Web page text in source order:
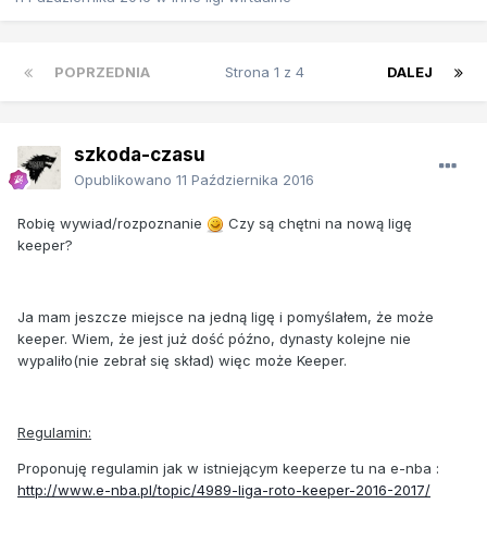
POPRZEDNIA DALEJ
Strona 1 z 4
szkoda-czasu
Opublikowano 11 Października 2016
Robię wywiad/rozpoznanie
Czy są chętni na nową ligę
keeper?
Ja mam jeszcze miejsce na jedną ligę i pomyślałem, że może
keeper. Wiem, że jest już dość późno, dynasty kolejne nie
wypaliło(nie zebrał się skład) więc może Keeper.
Regulamin:
Proponuję regulamin jak w istniejącym keeperze tu na e-nba :
http://www.e-nba.pl/topic/4989-liga-roto-keeper-2016-2017/